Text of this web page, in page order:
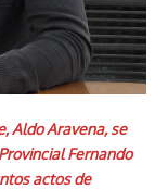
Aldo Aravena, se
Fernando
actos de